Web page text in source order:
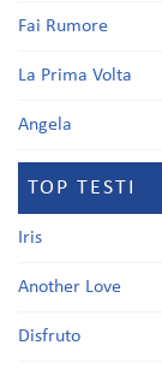
Fai Rumore
La Prima Volta
Angela
TOP TESTI
Iris
Another Love
Disfruto